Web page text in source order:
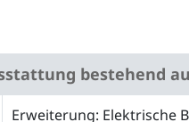
bestehend
Erweiterung: Elektrische